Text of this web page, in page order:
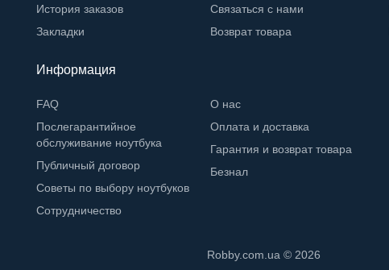
История заказов
Закладки
Связаться с нами
Возврат товара
Информация
FAQ
Послегарантийное
обслуживание ноутбука
Публичный договор
Советы по выбору ноутбуков
Сотрудничество
О нас
Оплата и доставка
Гарантия и возврат товара
Безнал
Robby.com.ua © 2026